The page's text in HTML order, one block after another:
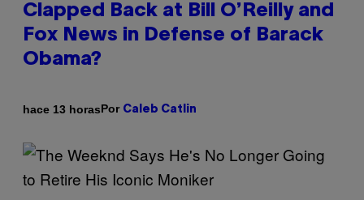
Clapped Back at Bill O’Reilly and
Fox News in Defense of Barack
Obama?
hace 13 horasPor Caleb Catlin